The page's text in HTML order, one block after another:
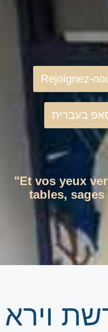
Rejoignez-
בעברית
"Et vos yeux
tables,
וירא